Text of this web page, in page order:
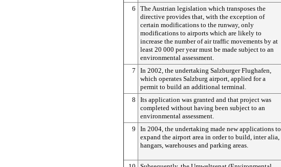
6
The Austrian legislation which transposes the
directive provides that, with the exception of
certain modifications to the runway, only
modifications to airports which are likely to
increase the number of air traffic movements by at
least 20 000 per year must be made subject to an
environmental assessment.
7
In 2002, the undertaking Salzburger Flughafen,
which operates Salzburg airport, applied for a
permit to build an additional terminal.
8
Its application was granted and that project was
completed without having been subject to an
environmental assessment.
9
In 2004, the undertaking made new applications to
expand the airport area in order to build, inter alia,
hangars, warehouses and parking areas.